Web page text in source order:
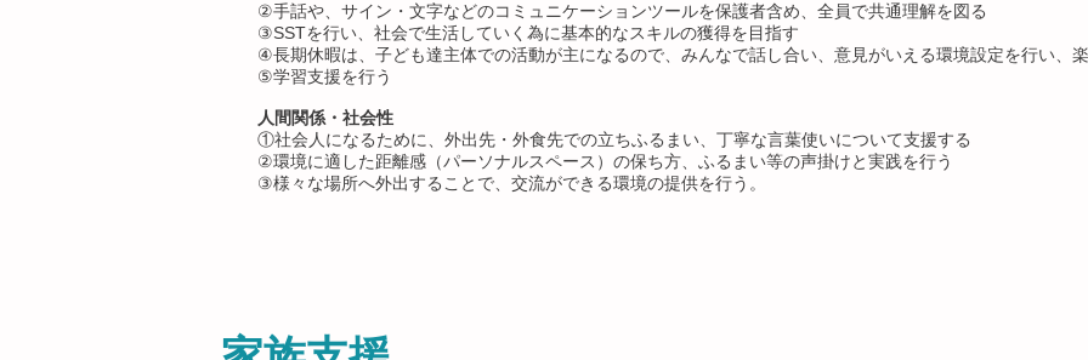
②手話や、サイン・文字などのコミュニケーションツールを保護者含め、全員で共通理解を図る
③SSTを行い、社会で生活していく為に基本的なスキルの獲得を目指す
④長期休暇は、子ども達主体での活動が主になるので、みんなで話し合い、意見がいえる環境設定を行い、
⑤学習支援を行う
人間関係・社会性
①社会人になるために、外出先・外食先での立ちふるまい、丁寧な言葉使いについて支援する
②環境に適した距離感（パーソナルスペース）の保ち方、ふるまい等の声掛けと実践を行う
③様々な場所へ外出することで、交流ができる環境の提供を行う。